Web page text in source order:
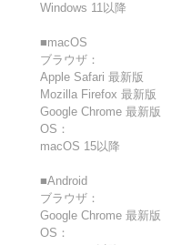
Windows 11以降
■macOS
ブラウザ：
Apple Safari 最新版
Mozilla Firefox 最新版
Google Chrome 最新版
OS：
macOS 15以降
■Android
ブラウザ：
Google Chrome 最新版
OS：